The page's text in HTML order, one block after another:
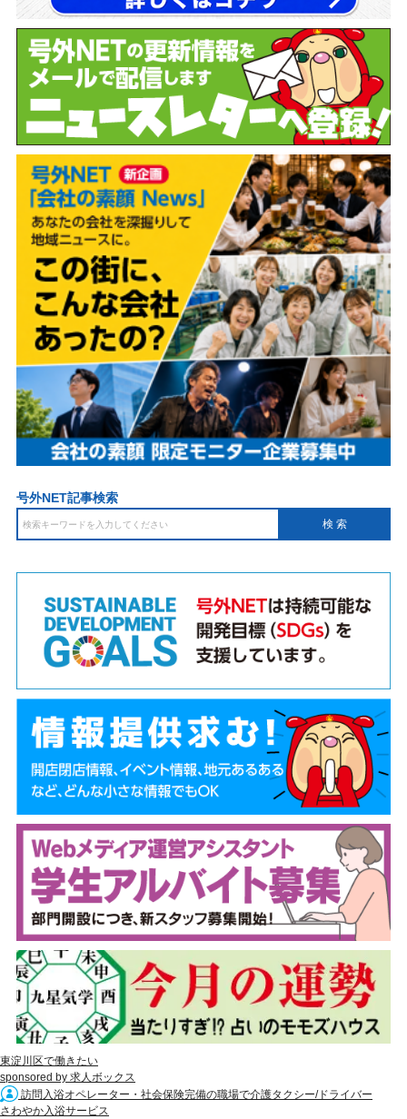
号外NET記事検索
東淀川区で働きたい
sponsored by 求人ボックス
訪問入浴オペレーター・社会保険完備の職場で介護タクシー/ドライバー
さわやか入浴サービス